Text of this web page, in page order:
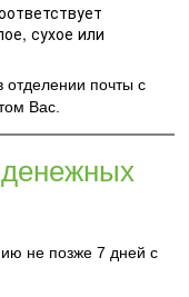
сухое или
почты с
Вас.
денежных
не позже 7 дней с